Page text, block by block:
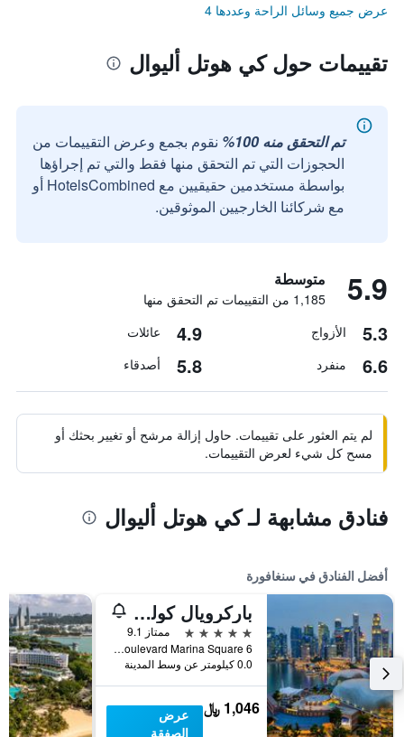
عرض جميع وسائل الراحة وعددها 4
تقييمات حول كي هوتل أليوال
تم التحقق منه 100%
نقوم بجمع وعرض التقييمات من
الحجوزات التي تم التحقق منها فقط والتي تم إجراؤها
بواسطة مستخدمين حقيقيين مع HotelsCombined أو
مع شركائنا الخارجيين الموثوقين.
5.9 متوسطة
1,185 من التقييمات تم التحقق منها
5.3 الأزواج 4.9 عائلات
6.6 منفرد 5.8 أصدقاء
لم يتم العثور على تقييمات. حاول إزالة مرشح أو تغيير بحثك أو
مسح كل شيء لعرض التقييمات.
فنادق مشابهة لـ كي هوتل أليوال
أفضل الفنادق في سنغافورة
باركرويال كوليكشن مارينا باي، سنغافورة
5 نجوم
ممتاز 9.1
6 Raffles Boulevard Marina Square, سنغافورة, سنغافورة
0.0 كيلومتر عن وسط المدينة
1,046 ﷼
عرض
الصفقة